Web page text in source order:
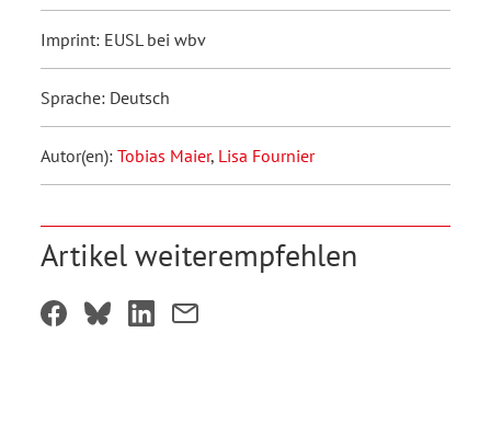
Imprint: EUSL bei wbv
Sprache: Deutsch
Autor(en): Tobias Maier, Lisa Fournier
Artikel weiterempfehlen